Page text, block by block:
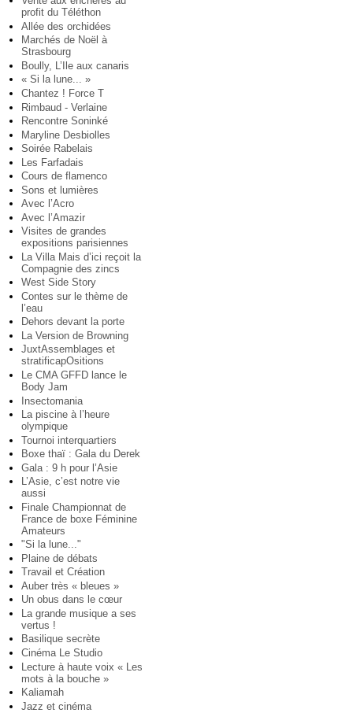
profit du Téléthon
Allée des orchidées
Marchés de Noël à
Strasbourg
Boully, L’Ile aux canaris
« Si la lune... »
Chantez ! Force T
Rimbaud - Verlaine
Rencontre Soninké
Maryline Desbiolles
Soirée Rabelais
Les Farfadais
Cours de flamenco
Sons et lumières
Avec l’Acro
Avec l’Amazir
Visites de grandes
expositions parisiennes
La Villa Mais d’ici reçoit la
Compagnie des zincs
West Side Story
Contes sur le thème de
l’eau
Dehors devant la porte
La Version de Browning
JuxtAssemblages et
stratificapOsitions
Le CMA GFFD lance le
Body Jam
Insectomania
La piscine à l’heure
olympique
Tournoi interquartiers
Boxe thaï : Gala du Derek
Gala : 9 h pour l’Asie
L’Asie, c’est notre vie
aussi
Finale Championnat de
France de boxe Féminine
Amateurs
"Si la lune..."
Plaine de débats
Travail et Création
Auber très « bleues »
Un obus dans le cœur
La grande musique a ses
vertus !
Basilique secrète
Cinéma Le Studio
Lecture à haute voix « Les
mots à la bouche »
Kaliamah
Jazz et cinéma